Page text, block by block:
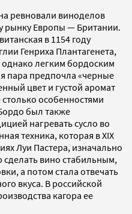
ревновали виноделов
рынку Европы — Британии.
в 1154 году
Генриха Плантагенета,
легким бордоским
пара предпочла «черные
цвет и густой аромат
особенностями
был также
нагревать сусло во
техника, которая в XIX
Луи Пастера, изначально
вино стабильным,
а потом стала отвечать
вкуса. В российской
кагора ее